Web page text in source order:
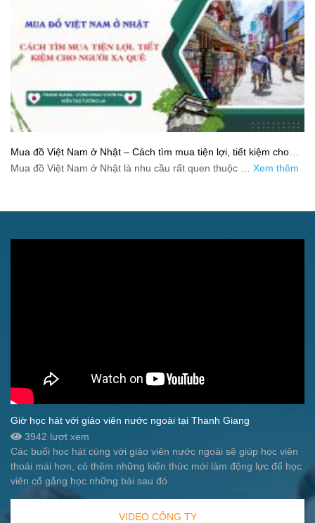
Mua đồ Việt Nam ở Nhật – Cách tìm mua tiện lợi, tiết kiệm cho
người xa quê
Mua đồ Việt Nam ở Nhật là nhu cầu rất quen thuộc … Xem thêm
Giờ học hát với giáo viên nước ngoài tại Thanh Giang
3942 lượt xem
Các buổi học hát cùng với giáo viên nước ngoài sẽ giúp học viên
thoải mái hơn, có thêm những kiến thức mới làm động lực để học
viên cố gắng học những bài sau đó
VIDEO CÔNG TY